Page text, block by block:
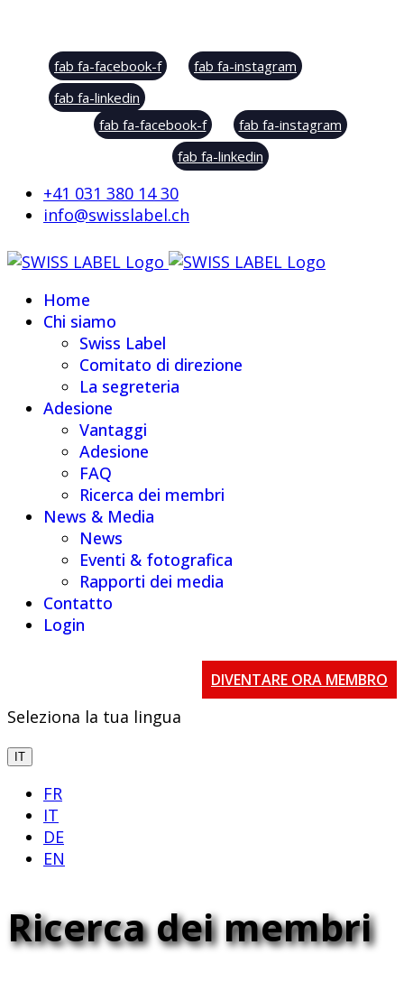
fab fa-facebook-f
fab fa-instagram
fab fa-linkedin
fab fa-facebook-f
fab fa-instagram
fab fa-linkedin
+41 031 380 14 30
info@swisslabel.ch
Home
Chi siamo
Swiss Label
Comitato di direzione
La segreteria
Adesione
Vantaggi
Adesione
FAQ
Ricerca dei membri
News & Media
News
Eventi & fotografica
Rapporti dei media
Contatto
Login
DIVENTARE ORA MEMBRO
Seleziona la tua lingua
IT
FR
IT
DE
EN
Ricerca dei membri